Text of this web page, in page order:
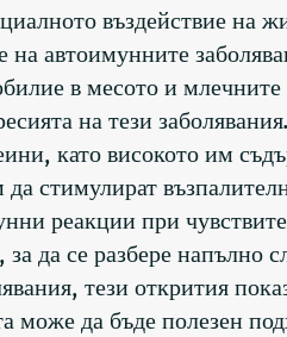
въздействие на
автоимунните
в месото и
на тези
като високото им
стимулират
реакции при
да се разбере напълно
тези открития
може да бъде полезен